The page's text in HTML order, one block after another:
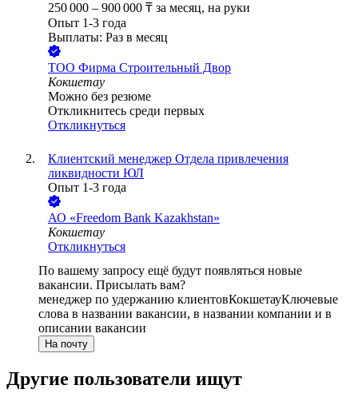
250 000 – 900 000 ₸ за месяц, на руки
Опыт 1-3 года
Выплаты: Раз в месяц
ТОО Фирма Строительный Двор
Кокшетау
Можно без резюме
Откликнитесь среди первых
Откликнуться
Клиентский менеджер Отдела привлечения
ликвидности ЮЛ
Опыт 1-3 года
АО «Freedom Bank Kazakhstan»
Кокшетау
Откликнуться
По вашему запросу ещё будут появляться новые
вакансии. Присылать вам?
менеджер по удержанию клиентовКокшетауКлючевые
слова в названии вакансии, в названии компании и в
описании вакансии
На почту
Другие пользователи ищут